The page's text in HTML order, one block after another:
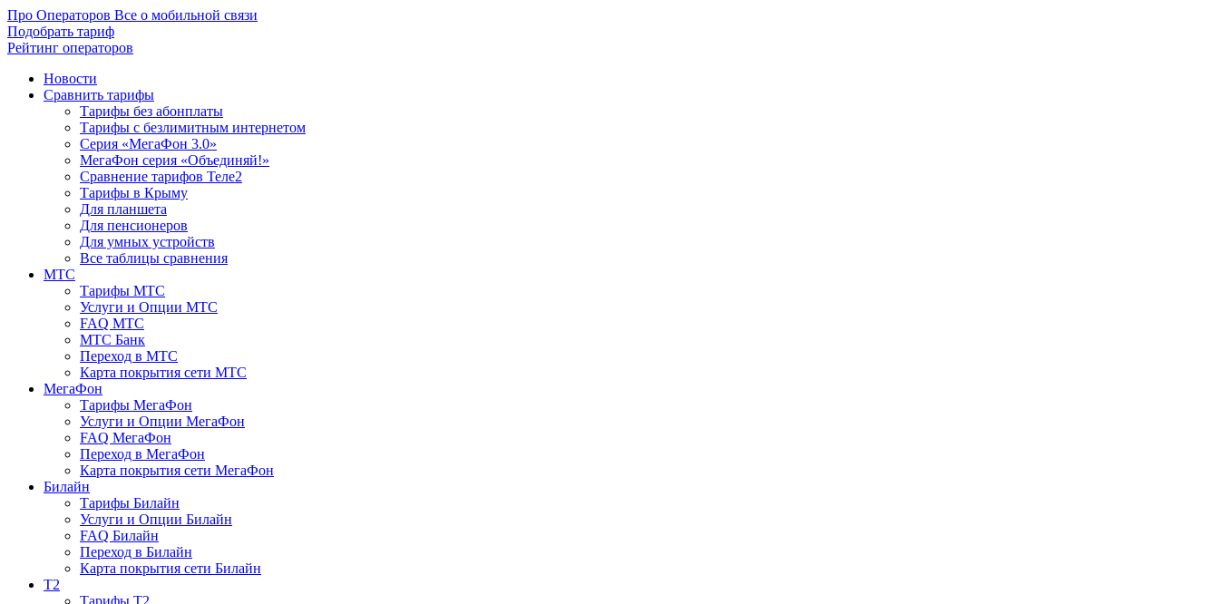
Про Операторов Все о мобильной связи
Подобрать тариф
Рейтинг операторов
Новости
Сравнить тарифы
Тарифы без абонплаты
Тарифы с безлимитным интернетом
Серия «МегаФон 3.0»
МегаФон серия «Объединяй!»
Сравнение тарифов Теле2
Тарифы в Крыму
Для планшета
Для пенсионеров
Для умных устройств
Все таблицы сравнения
МТС
Тарифы МТС
Услуги и Опции МТС
FAQ МТС
МТС Банк
Переход в МТС
Карта покрытия сети МТС
МегаФон
Тарифы МегаФон
Услуги и Опции МегаФон
FAQ МегаФон
Переход в МегаФон
Карта покрытия сети МегаФон
Билайн
Тарифы Билайн
Услуги и Опции Билайн
FAQ Билайн
Переход в Билайн
Карта покрытия сети Билайн
T2
Тарифы T2